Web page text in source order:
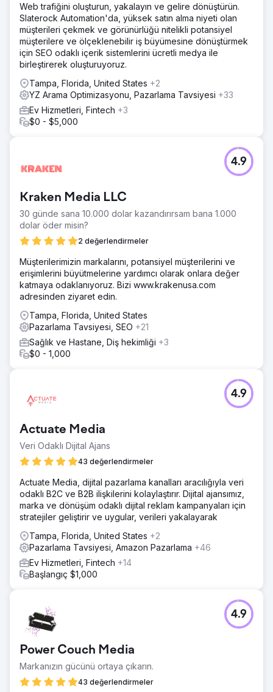
Web trafiğini oluşturun, yakalayın ve gelire dönüştürün.
Slaterock Automation'da, yüksek satın alma niyeti olan
müşterileri çekmek ve görünürlüğü nitelikli potansiyel
müşterilere ve ölçeklenebilir iş büyümesine dönüştürmek
için SEO odaklı içerik sistemlerini ücretli medya ile
birleştirerek oluşturuyoruz.
Tampa, Florida, United States +2
YZ Arama Optimizasyonu, Pazarlama Tavsiyesi +33
Ev Hizmetleri, Fintech +3
$0 - $5,000
Kraken Media LLC
30 günde sana 10.000 dolar kazandırırsam bana 1.000
dolar öder misin?
2 değerlendirmeler
4.9
Müşterilerimizin markalarını, potansiyel müşterilerini ve
erişimlerini büyütmelerine yardımcı olarak onlara değer
katmaya odaklanıyoruz. Bizi www.krakenusa.com
adresinden ziyaret edin.
Tampa, Florida, United States
Pazarlama Tavsiyesi, SEO +21
Sağlık ve Hastane, Diş hekimliği +3
$0 - 1,000
Actuate Media
Veri Odaklı Dijital Ajans
43 değerlendirmeler
4.9
Actuate Media, dijital pazarlama kanalları aracılığıyla veri
odaklı B2C ve B2B ilişkilerini kolaylaştırır. Dijital ajansımız,
marka ve dönüşüm odaklı dijital reklam kampanyaları için
stratejiler geliştirir ve uygular, verileri yakalayarak
Tampa, Florida, United States +2
Pazarlama Tavsiyesi, Amazon Pazarlama +46
Ev Hizmetleri, Fintech +14
Başlangıç $1,000
Power Couch Media
Markanızın gücünü ortaya çıkarın.
43 değerlendirmeler
4.9